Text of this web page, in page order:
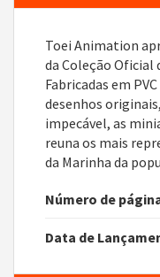
Toei Animation
da Coleção Oficial
Fabricadas em
desenhos
impecável, as
reuna os mais
da Marinha da
Número de
Data de